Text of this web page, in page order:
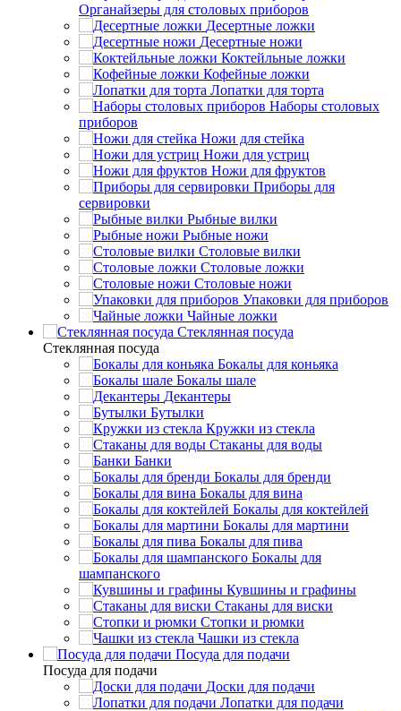
Органайзеры для столовых приборов
Десертные ложки
Десертные ножи
Коктейльные ложки
Кофейные ложки
Лопатки для торта
Наборы столовых
приборов
Ножи для стейка
Ножи для устриц
Ножи для фруктов
Приборы для
сервировки
Рыбные вилки
Рыбные ножи
Столовые вилки
Столовые ложки
Столовые ножи
Упаковки для приборов
Чайные ложки
Стеклянная посуда
Стеклянная посуда
Бокалы для коньяка
Бокалы шале
Декантеры
Бутылки
Кружки из стекла
Стаканы для воды
Банки
Бокалы для бренди
Бокалы для вина
Бокалы для коктейлей
Бокалы для мартини
Бокалы для пива
Бокалы для
шампанского
Кувшины и графины
Стаканы для виски
Стопки и рюмки
Чашки из стекла
Посуда для подачи
Посуда для подачи
Доски для подачи
Лопатки для подачи